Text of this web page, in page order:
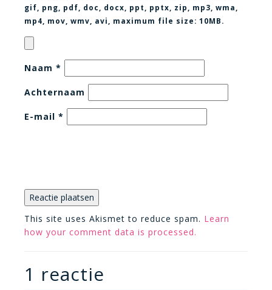
gif, png, pdf, doc, docx, ppt, pptx, zip, mp3, wma,
mp4, mov, wmv, avi
, maximum file size: 10MB.
Naam *
Achternaam
E-mail *
This site uses Akismet to reduce spam. Learn
how your comment data is processed.
1 reactie